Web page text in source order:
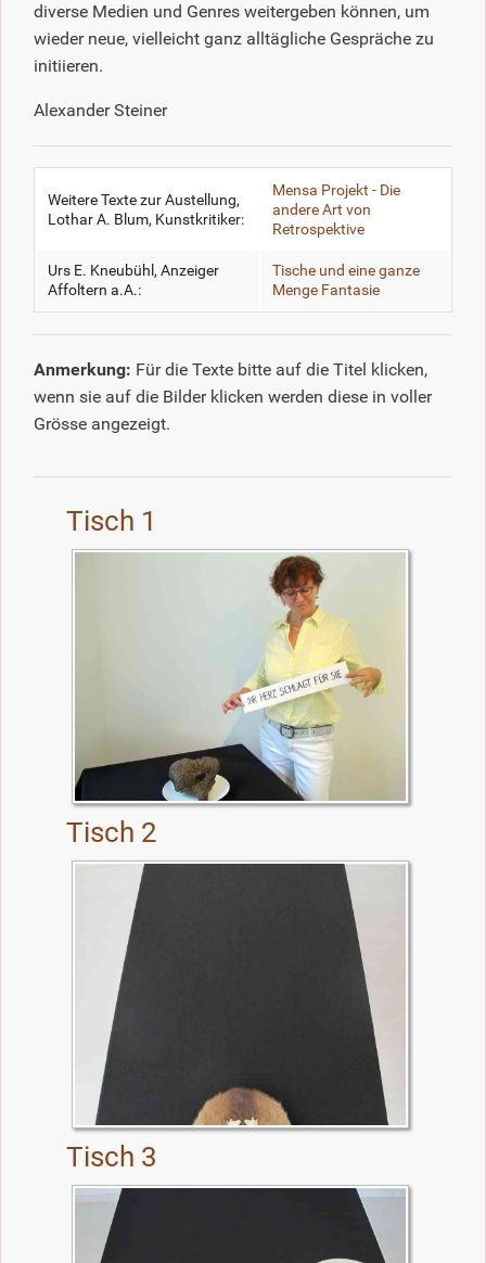
diverse Medien und Genres weitergeben können, um
wieder neue, vielleicht ganz alltägliche Gespräche zu
initiieren.
Alexander Steiner
Weitere Texte zur Austellung,
Lothar A. Blum, Kunstkritiker:
Mensa Projekt - Die
andere Art von
Retrospektive
Urs E. Kneubühl, Anzeiger
Affoltern a.A.:
Tische und eine ganze
Menge Fantasie
Anmerkung: Für die Texte bitte auf die Titel klicken,
wenn sie auf die Bilder klicken werden diese in voller
Grösse angezeigt.
Tisch 1
Tisch 2
Tisch 3